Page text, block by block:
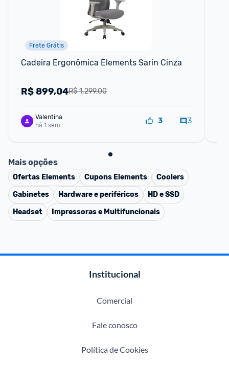
Frete Grátis
Cadeira Ergonômica Elements Sarin Cinza
R$ 1.299,00
R$899,04
Valentina
há 1 sem
3 3
Mais opções
Ofertas Elements Cupons Elements
Coolers
Gabinetes
Hardware e periféricos
HD e SSD
Headset
Impressoras e Multifuncionais
Institucional
Comercial
Fale conosco
Política de Cookies